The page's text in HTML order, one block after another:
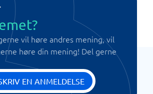
vil høre andres mening, vil
høre din mening! Del gerne
EN ANMELDELSE